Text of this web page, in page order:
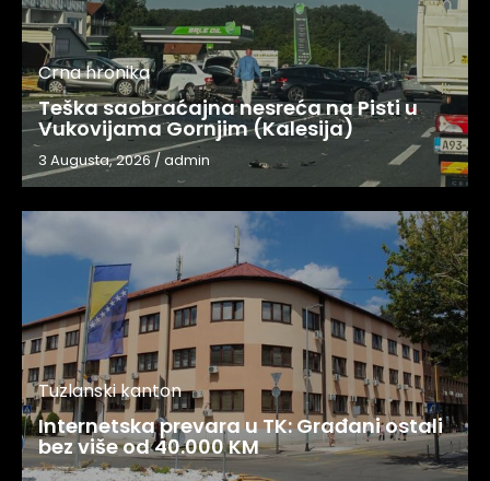
Crna hronika
Teška saobraćajna nesreća na Pisti u
Vukovijama Gornjim (Kalesija)
3 Augusta, 2026/admin
Tuzlanski kanton
Internetska prevara u TK: Građani ostali
bez više od 40.000 KM